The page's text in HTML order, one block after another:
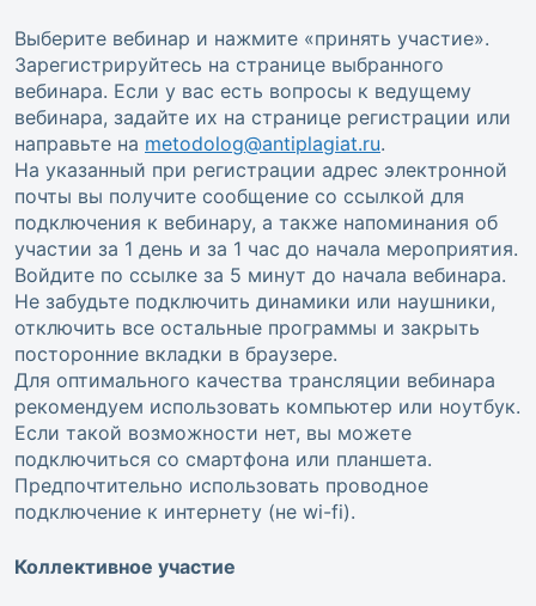
Выберите вебинар и нажмите «принять участие».
Зарегистрируйтесь на странице выбранного
вебинара. Если у вас есть вопросы к ведущему
вебинара, задайте их на странице регистрации или
направьте на metodolog@antiplagiat.ru.
На указанный при регистрации адрес электронной
почты вы получите сообщение со ссылкой для
подключения к вебинару, а также напоминания об
участии за 1 день и за 1 час до начала мероприятия.
Войдите по ссылке за 5 минут до начала вебинара.
Не забудьте подключить динамики или наушники,
отключить все остальные программы и закрыть
посторонние вкладки в браузере.
Для оптимального качества трансляции вебинара
рекомендуем использовать компьютер или ноутбук.
Если такой возможности нет, вы можете
подключиться со смартфона или планшета.
Предпочтительно использовать проводное
подключение к интернету (не wi-fi).
Коллективное участие